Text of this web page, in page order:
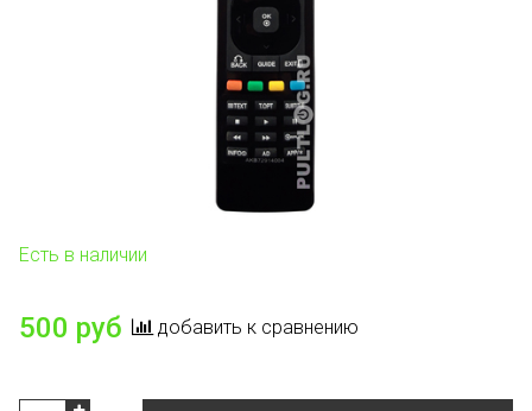
Есть в наличии
500 руб добавить к сравнению